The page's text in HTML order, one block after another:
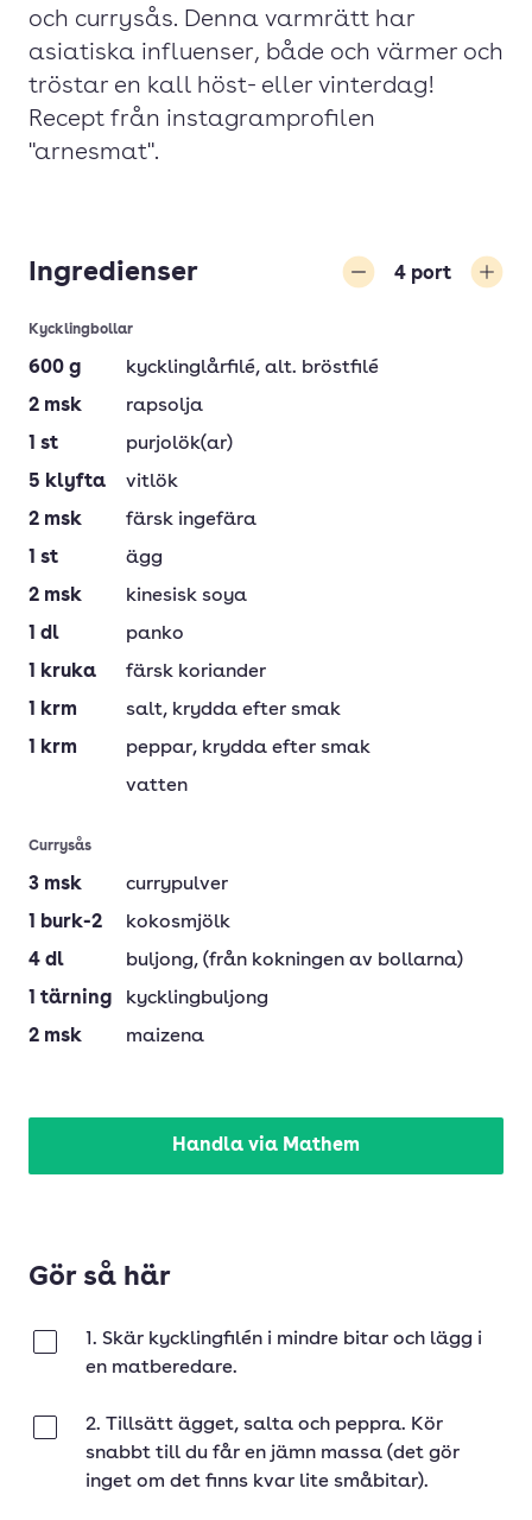
och currysås. Denna varmrätt har
asiatiska influenser, både och värmer och
tröstar en kall höst- eller vinterdag!
Recept från instagramprofilen
"arnesmat".
Ingredienser 4 port
Kycklingbollar
600 g kycklinglårfilé, alt. bröstfilé
2 msk
rapsolja
1 st
purjolök(ar)
5 klyfta
vitlök
2 msk
färsk ingefära
1 st
ägg
2 msk
kinesisk soya
1 dl
panko
1
kruka
färsk koriander
1
krm salt, krydda efter smak
1
krm peppar, krydda efter smak
vatten
Currysås
3 msk
currypulver
1
burk-2
kokosmjölk
4 dl buljong, (från kokningen av bollarna)
1 tärning
kycklingbuljong
2 msk maizena
Handla via Mathem
Gör så här
1. Skär kycklingfilén i mindre bitar och lägg i
en matberedare.
2. Tillsätt ägget, salta och peppra. Kör
snabbt till du får en jämn massa (det gör
inget om det finns kvar lite småbitar).